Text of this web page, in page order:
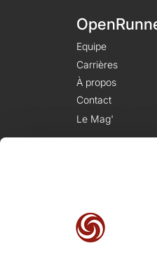
Equipe
Carrières
À propos
Contact
Le Mag'